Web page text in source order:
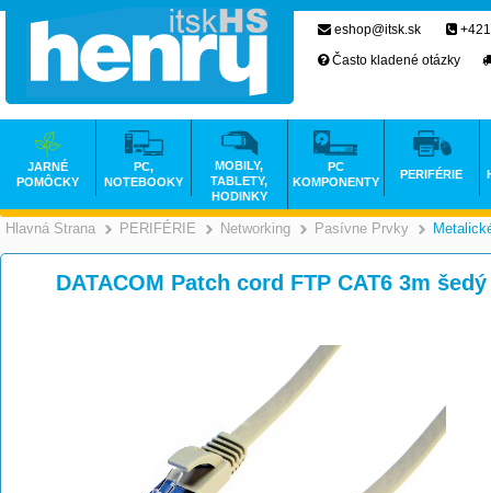
Hlavná Strana >
PERIFÉRIE >
Networking >
Pasívne Prvky
DATACOM Patch cord FTP CAT6 3m
eshop@itsk.sk
Často kladené otázky
JARNÉ
POMÔCKY
PC,
NOTEBOOKY
MOBILY,
TABLETY,
HODINKY
PC
KOMPONENTY
PERIFÉRIE